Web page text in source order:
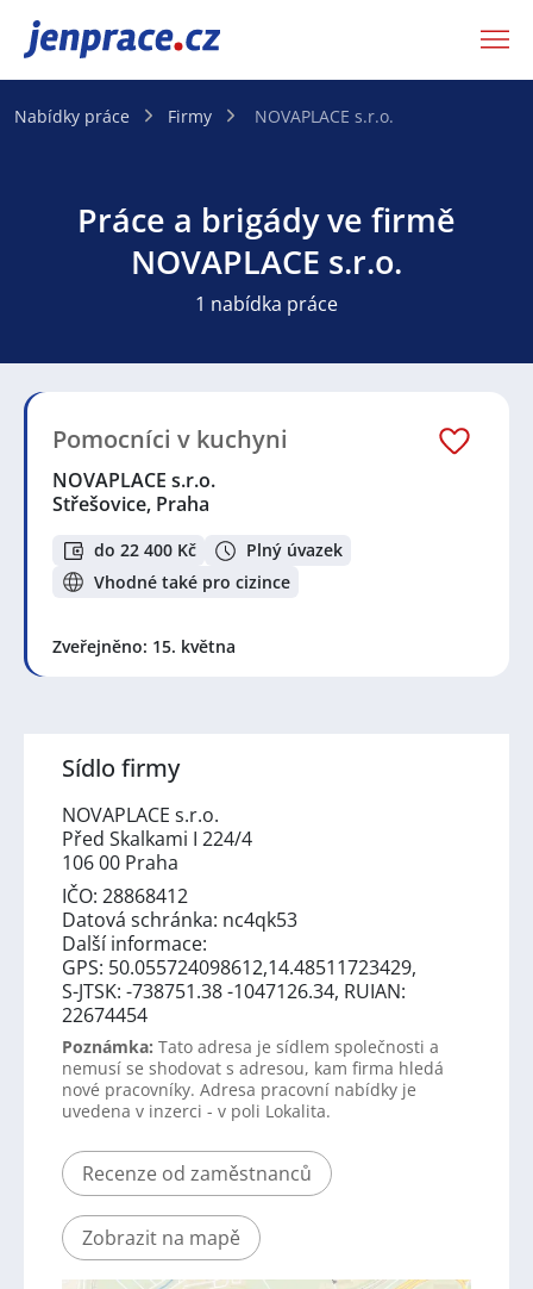
JenPráce.cz
Nabídky práce Firmy NOVAPLACE s.r.o.
Práce a brigády ve firmě
NOVAPLACE s.r.o.
1 nabídka práce
Pomocníci v kuchyni
NOVAPLACE s.r.o.
Střešovice, Praha
do 22 400 Kč
Plný úvazek
Vhodné také pro cizince
Zveřejněno: 15. května
Sídlo firmy
NOVAPLACE s.r.o.
Před Skalkami I 224/4
106 00 Praha
IČO: 28868412
Datová schránka: nc4qk53
Další informace:
GPS: 50.055724098612,14.48511723429,
S-JTSK: -738751.38 -1047126.34, RUIAN:
22674454
Poznámka: Tato adresa je sídlem společnosti a
nemusí se shodovat s adresou, kam firma hledá
nové pracovníky. Adresa pracovní nabídky je
uvedena v inzerci - v poli Lokalita.
Recenze od zaměstnanců
Zobrazit na mapě